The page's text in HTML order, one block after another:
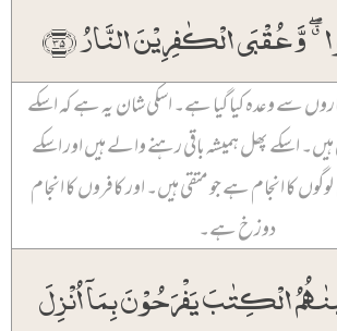
٭ۖ وَّ عُقۡبَی الۡکٰفِرِیۡنَ النَّارُ ﴿۳۵﴾
سے وعدہ کیا گیا ہے۔ اسکی شان یہ ہے کہ اسکے
اسکے پھل ہمیشہ باقی رہنے والے ہیں اور اسکے
کا انجام ہے جو متقی ہیں۔ اور کافروں کا انجام
دوزخ ہے۔
الۡکِتٰبَ یَفۡرَحُوۡنَ بِمَاۤ اُنۡزِلَ